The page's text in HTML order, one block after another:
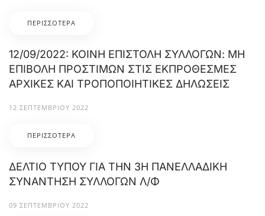
ΠΕΡΙΣΣΌΤΕΡΑ
12/09/2022: ΚΟΙΝΗ ΕΠΙΣΤΟΛΗ ΣΥΛΛΟΓΩΝ: ΜΗ
ΕΠΙΒΟΛΗ ΠΡΟΣΤΙΜΩΝ ΣΤΙΣ ΕΚΠΡΟΘΕΣΜΕΣ
ΑΡΧΙΚΕΣ ΚΑΙ ΤΡΟΠΟΠΟΙΗΤΙΚΕΣ ΔΗΛΩΣΕΙΣ
12 ΣΕΠΤΕΜΒΡΊΟΥ 2022
ΠΕΡΙΣΣΌΤΕΡΑ
ΔΕΛΤΙΟ ΤΥΠΟΥ ΓΙΑ ΤΗΝ 3Η ΠΑΝΕΛΛΑΔΙΚΗ
ΣΥΝΑΝΤΗΣΗ ΣΥΛΛΟΓΩΝ Λ/Φ
09 ΣΕΠΤΕΜΒΡΊΟΥ 2022